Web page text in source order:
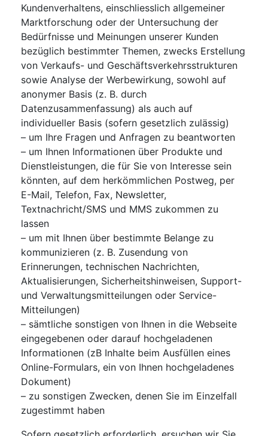
Kundenverhaltens, einschliesslich allgemeiner
Marktforschung oder der Untersuchung der
Bedürfnisse und Meinungen unserer Kunden
bezüglich bestimmter Themen, zwecks Erstellung
von Verkaufs- und Geschäftsverkehrsstrukturen
sowie Analyse der Werbewirkung, sowohl auf
anonymer Basis (z. B. durch
Datenzusammenfassung) als auch auf
individueller Basis (sofern gesetzlich zulässig)
– um Ihre Fragen und Anfragen zu beantworten
– um Ihnen Informationen über Produkte und
Dienstleistungen, die für Sie von Interesse sein
könnten, auf dem herkömmlichen Postweg, per
E-Mail, Telefon, Fax, Newsletter,
Textnachricht/SMS und MMS zukommen zu
lassen
– um mit Ihnen über bestimmte Belange zu
kommunizieren (z. B. Zusendung von
Erinnerungen, technischen Nachrichten,
Aktualisierungen, Sicherheitshinweisen, Support-
und Verwaltungsmitteilungen oder Service-
Mitteilungen)
– sämtliche sonstigen von Ihnen in die Webseite
eingegebenen oder darauf hochgeladenen
Informationen (zB Inhalte beim Ausfüllen eines
Online-Formulars, ein von Ihnen hochgeladenes
Dokument)
– zu sonstigen Zwecken, denen Sie im Einzelfall
zugestimmt haben